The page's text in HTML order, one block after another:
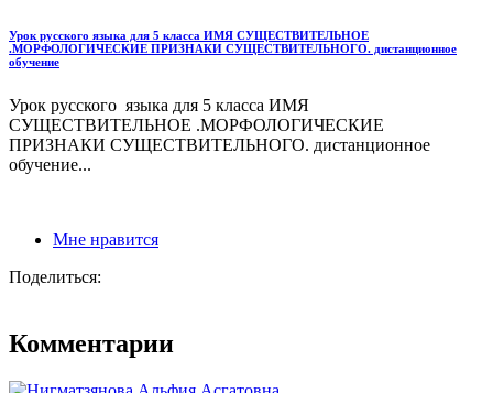
Урок русского языка для 5 класса ИМЯ СУЩЕСТВИТЕЛЬНОЕ
.МОРФОЛОГИЧЕСКИЕ ПРИЗНАКИ СУЩЕСТВИТЕЛЬНОГО. дистанционное
обучение
Урок русского языка для 5 класса ИМЯ
СУЩЕСТВИТЕЛЬНОЕ .МОРФОЛОГИЧЕСКИЕ
ПРИЗНАКИ СУЩЕСТВИТЕЛЬНОГО. дистанционное
обучение...
Мне нравится
Поделиться:
Комментарии